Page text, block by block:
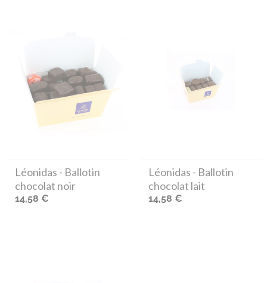
Léonidas - Ballotin
chocolat noir
14,58 €
Léonidas - Ballotin
chocolat lait
14,58 €